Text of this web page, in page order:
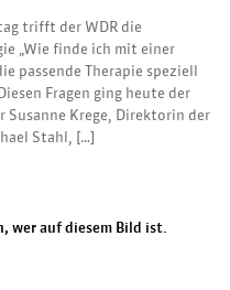
trifft der WDR die
„Wie finde ich mit einer
passende Therapie speziell
Fragen ging heute der
Susanne Krege, Direktorin der
Stahl, […]